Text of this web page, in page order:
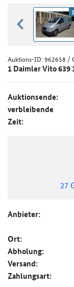
zurück blättern
1
Auktions-ID:962658 /
1 Daimler Vito
Auktionsende:
verbleibende
Zeit:
27
Anbieter:
Ort:
Abholung:
Versand:
Zahlungsart: